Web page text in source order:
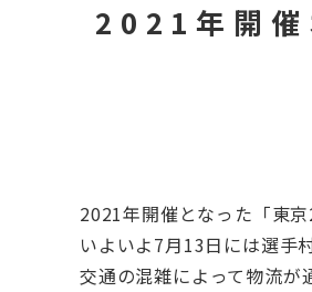
2021年開催
2021年開催となった「東
いよいよ7月13日には選手
交通の混雑によって物流が